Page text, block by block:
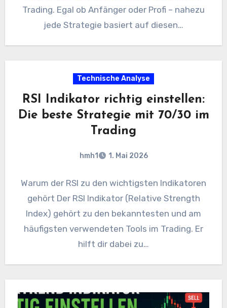
Trading. Egal ob Anfänger oder Profi – nahezu
jede Strategie basiert auf diesen…
Technische Analyse
RSI Indikator richtig einstellen:
Die beste Strategie mit 70/30 im
Trading
hmh1 1. Mai 2026
Warum der RSI zu den wichtigsten Indikatoren
gehört Der RSI Indikator (Relative Strength
Index) gehört zu den bekanntesten und am
häufigsten verwendeten Tools im Trading. Er
hilft dir dabei zu…